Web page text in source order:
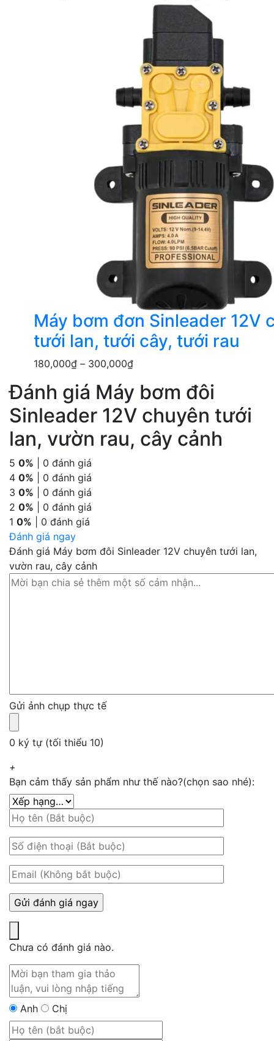
Máy bơm đơn Sinleader 12V
tưới lan, tưới cây, tưới rau
180,000₫ – 300,000₫
Đánh giá Máy bơm đôi
Sinleader 12V chuyên tưới
lan, vườn rau, cây cảnh
5 0% | 0 đánh giá
4 0% | 0 đánh giá
3 0% | 0 đánh giá
2 0% | 0 đánh giá
1 0% | 0 đánh giá
Đánh giá ngay
Đánh giá Máy bơm đôi Sinleader 12V chuyên tưới lan,
vườn rau, cây cảnh
Gửi ảnh chụp thực tế
0 ký tự (tối thiểu 10)
+
Bạn cảm thấy sản phẩm như thế nào?(chọn sao nhé):
Chưa có đánh giá nào.
Anh Chị